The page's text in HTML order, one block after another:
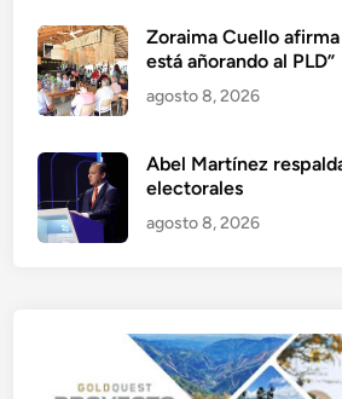
Zoraima Cuello
está añorando al PLD”
agosto 8, 2026
Abel Martínez
electorales
agosto 8, 2026